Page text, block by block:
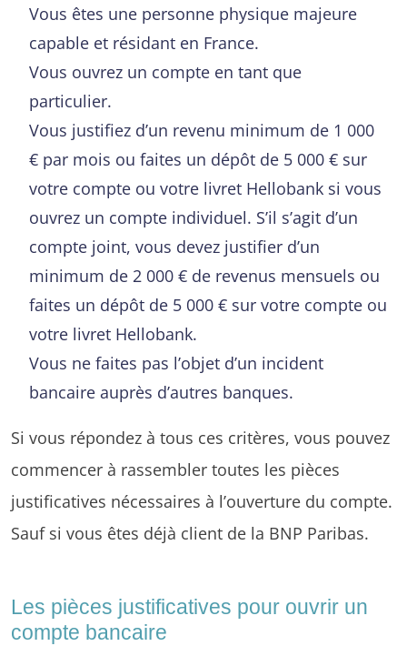
Vous êtes une personne physique majeure
capable et résidant en France.
Vous ouvrez un compte en tant que
particulier.
Vous justifiez d’un revenu minimum de 1 000
€ par mois ou faites un dépôt de 5 000 € sur
votre compte ou votre livret Hellobank si vous
ouvrez un compte individuel. S’il s’agit d’un
compte joint, vous devez justifier d’un
minimum de 2 000 € de revenus mensuels ou
faites un dépôt de 5 000 € sur votre compte ou
votre livret Hellobank.
Vous ne faites pas l’objet d’un incident
bancaire auprès d’autres banques.
Si vous répondez à tous ces critères, vous pouvez
commencer à rassembler toutes les pièces
justificatives nécessaires à l’ouverture du compte.
Sauf si vous êtes déjà client de la BNP Paribas.
Les pièces justificatives pour ouvrir un
compte bancaire